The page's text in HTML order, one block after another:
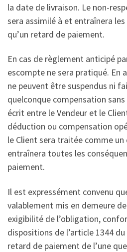
la date de livraison. Le non-
sera assimilé à et entraînera
qu’un retard de paiement.
En cas de règlement anticipé
escompte ne sera pratiqué. En
ne peuvent être suspendus ni
quelconque compensation
écrit entre le Vendeur et le
déduction ou compensation
le Client sera traitée comme
entraînera toutes les
paiement.
Il est expressément convenu
valablement mis en demeure
exigibilité de l’obligation,
dispositions de l’article 1344
retard de paiement de l’une